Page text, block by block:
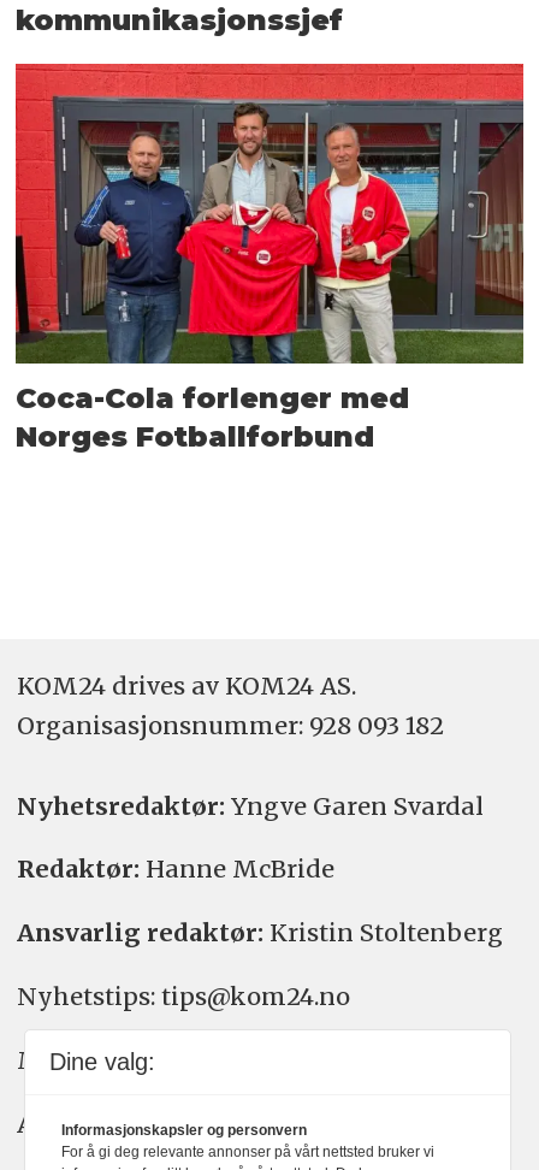
kommunikasjonssjef
Coca-Cola forlenger med
Norges Fotballforbund
KOM24 drives av KOM24 AS.
Organisasjons­nummer: 928 093 182
Nyhetsredaktør: Yngve Garen Svardal
Redaktør: Hanne McBride
Ansvarlig redaktør: Kristin Stoltenberg
Nyhetstips: tips@kom24.no
Meninger: meninger@kom24.no
Annonse: annonse@watchmedia.no
Dine valg:
Informasjonskapsler og personvern
For å gi deg relevante annonser på vårt nettsted bruker vi